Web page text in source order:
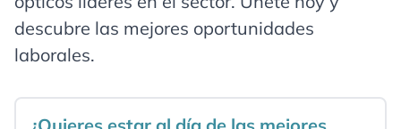
descubre las mejores oportunidades
laborales.